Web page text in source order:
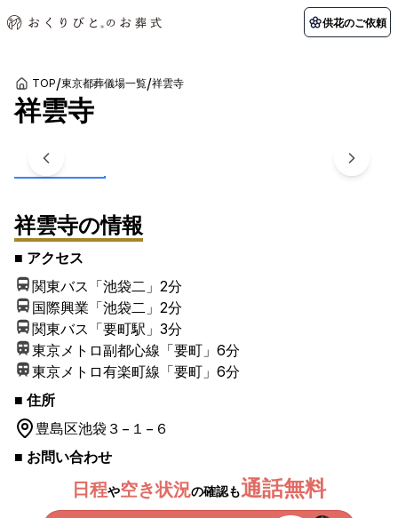
供花のご依頼
初めての方へ
葬儀の流れ
アフターサポート
会社を知る
スタッフ一覧
会社概要
関東エリア
東京都
千葉県
北海道エリア
札幌市
お客様の声
よくある質問
葬儀の知識
TOP/東京都葬儀場一覧/祥雲寺
祥雲寺
祥雲寺の情報
■ アクセス
関東バス「池袋二」 2分
国際興業「池袋二」 2分
関東バス「要町駅」 3分
東京メトロ副都心線「要町」 6分
東京メトロ有楽町線「要町」 6分
■ 住所
豊島区池袋３−１−６
■ お問い合わせ
日程や空き状況の確認も通話無料